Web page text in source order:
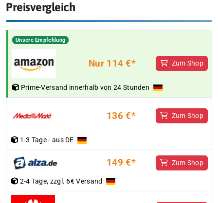
Preisvergleich
Unsere Empfehlung
Nur 114 €* Zum Shop
Prime-Versand innerhalb von 24 Stunden
136 €* Zum Shop
1-3 Tage - aus DE
149 €* Zum Shop
2-4 Tage, zzgl. 6€ Versand